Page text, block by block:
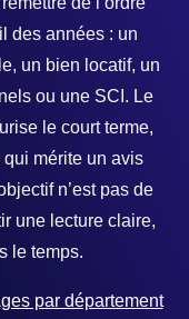
des années : un
un bien locatif, un
ou une SCI. Le
le court terme,
mérite un avis
n’est pas de
une lecture claire,
le temps.
par département